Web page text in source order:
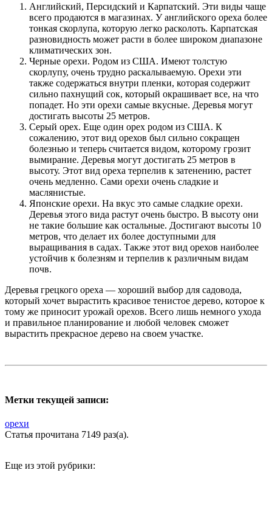
Английский, Персидский и Карпатский. Эти виды чаще
всего продаются в магазинах. У английского ореха более
тонкая скорлупа, которую легко расколоть. Карпатская
разновидность может расти в более широком диапазоне
климатических зон.
Черные орехи. Родом из США. Имеют толстую
скорлупу, очень трудно раскалываемую. Орехи эти
также содержаться внутри пленки, которая содержит
сильно пахнущий сок, который окрашивает все, на что
попадет. Но эти орехи самые вкусные. Деревья могут
достигать высоты 25 метров.
Серый орех. Еще один орех родом из США. К
сожалению, этот вид орехов был сильно сокращен
болезнью и теперь считается видом, которому грозит
вымирание. Деревья могут достигать 25 метров в
высоту. Этот вид ореха терпелив к затенению, растет
очень медленно. Сами орехи очень сладкие и
маслянистые.
Японские орехи. На вкус это самые сладкие орехи.
Деревья этого вида растут очень быстро. В высоту они
не такие большие как остальные. Достигают высоты 10
метров, что делает их более доступными для
выращивания в садах. Также этот вид орехов наиболее
устойчив к болезням и терпелив к различным видам
почв.
Деревья грецкого ореха — хороший выбор для садовода,
который хочет вырастить красивое тенистое дерево, которое к
тому же приносит урожай орехов. Всего лишь немного ухода
и правильное планирование и любой человек сможет
вырастить прекрасное дерево на своем участке.
Метки текущей записи:
орехи
Статья прочитана 7149 раз(a).
Еще из этой рубрики: